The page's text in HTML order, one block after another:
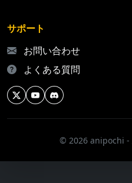
サポート
お問い合わせ
よくある質問
© 2026 anipochi